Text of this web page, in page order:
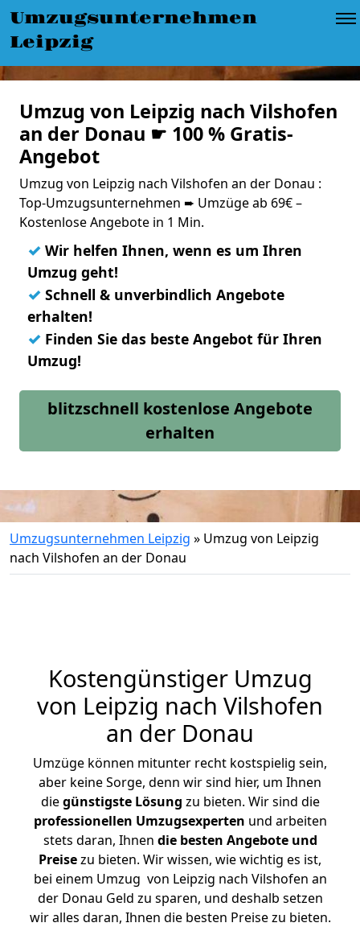
Umzugsunternehmen
Leipzig
Umzug von Leipzig nach Vilshofen
an der Donau ☛ 100 % Gratis-
Angebot
Umzug von Leipzig nach Vilshofen an der Donau :
Top-Umzugsunternehmen ➨ Umzüge ab 69€ –
Kostenlose Angebote in 1 Min.
✓ Wir helfen Ihnen, wenn es um Ihren
Umzug geht!
✓ Schnell & unverbindlich Angebote
erhalten!
✓ Finden Sie das beste Angebot für Ihren
Umzug!
blitzschnell kostenlose Angebote
erhalten
Umzugsunternehmen Leipzig » Umzug von Leipzig
nach Vilshofen an der Donau
Kostengünstiger Umzug
von Leipzig nach Vilshofen
an der Donau
Umzüge können mitunter recht kostspielig sein,
aber keine Sorge, denn wir sind hier, um Ihnen
diegünstigste Lösung zu bieten. Wir sind die
professionellen Umzugsexperten und arbeiten
stets daran, Ihnen die besten Angebote und
Preisezu bieten. Wir wissen, wie wichtig es ist,
bei einem Umzug von Leipzig nach Vilshofen an
der Donau Geld zu sparen, und deshalb setzen
wir alles daran, Ihnen die besten Preise zu bieten.